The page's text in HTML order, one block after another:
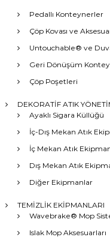
Pedallı Konteynerler
Çöp Kovası ve
Untouchable® ve
Geri Dönüşüm
Çöp Poşetleri
DEKORATİF ATIK
Ayaklı Sigara Küllüğü
İç-Dış Mekan Atık
İç Mekan Atık
Dış Mekan Atık
Diğer Ekipmanlar
TEMİZLİK EKİPMANLARI
Wavebrake® Mop
Islak Mop Aksesuarları